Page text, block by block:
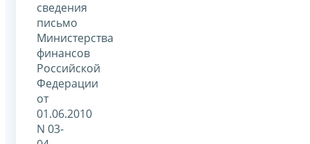
сведения
письмо
Министерства
финансов
Российской
Федерации
от
01.06.2010
N 03-